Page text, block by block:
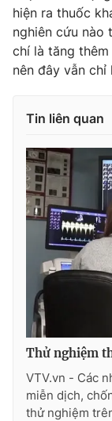
hiện ra thuốc
nghiên cứu nào
chí là tăng
nên đây vẫn chỉ
Tin liên quan
Thử nghiệm
VTV.vn - Các
miễn dịch,
thử nghiệm